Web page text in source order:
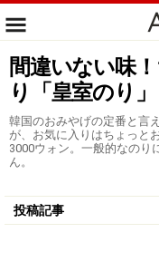
間違いない味
り「皇室のり」
韓国のおみやげの定番と言
が、お気に入りはちょっと
3000ウォン。一般的なのり
ん。
投稿記事